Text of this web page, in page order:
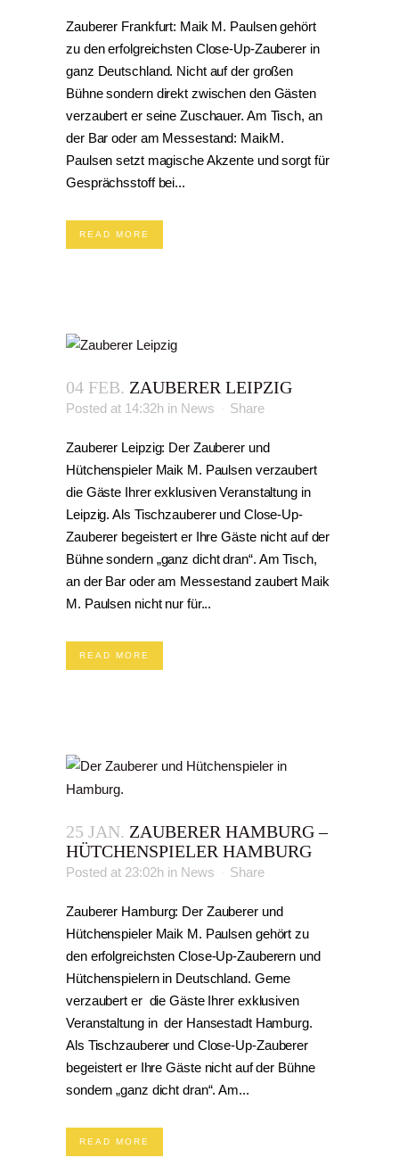
Zauberer Frankfurt: Maik M. Paulsen gehört
zu den erfolgreichsten Close-Up-Zauberer in
ganz Deutschland. Nicht auf der großen
Bühne sondern direkt zwischen den Gästen
verzaubert er seine Zuschauer. Am Tisch, an
der Bar oder am Messestand: MaikM.
Paulsen setzt magische Akzente und sorgt für
Gesprächsstoff bei...
READ MORE
04 FEB. ZAUBERER LEIPZIG
Posted at 14:32h in News Share
Zauberer Leipzig: Der Zauberer und
Hütchenspieler Maik M. Paulsen verzaubert
die Gäste Ihrer exklusiven Veranstaltung in
Leipzig. Als Tischzauberer und Close-Up-
Zauberer begeistert er Ihre Gäste nicht auf der
Bühne sondern „ganz dicht dran“. Am Tisch,
an der Bar oder am Messestand zaubert Maik
M. Paulsen nicht nur für...
READ MORE
25 JAN. ZAUBERER HAMBURG –
HÜTCHENSPIELER HAMBURG
Posted at 23:02h in News Share
Zauberer Hamburg: Der Zauberer und
Hütchenspieler Maik M. Paulsen gehört zu
den erfolgreichsten Close-Up-Zauberern und
Hütchenspielern in Deutschland. Gerne
verzaubert er die Gäste Ihrer exklusiven
Veranstaltung in der Hansestadt Hamburg.
Als Tischzauberer und Close-Up-Zauberer
begeistert er Ihre Gäste nicht auf der Bühne
sondern „ganz dicht dran“. Am...
READ MORE